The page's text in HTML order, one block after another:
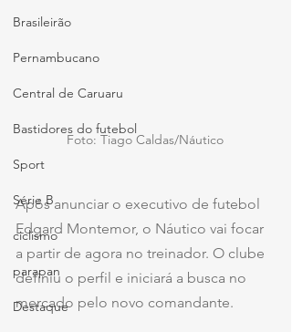
Brasileirão
Pernambucano
Central de Caruaru
Bastidores do futebol
Sport
Série B
ciclismo
parapan
Destaque
Foto: Tiago Caldas/Náutico
Após anunciar o executivo de futebol
Edgard Montemor, o Náutico vai focar
a partir de agora no treinador. O clube
definiu o perfil e iniciará a busca no
mercado pelo novo comandante.